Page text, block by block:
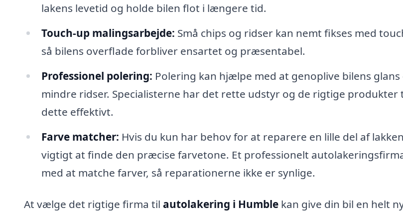
lakens levetid og holde bilen flot i længere tid.
Touch-up malingsarbejde: Små chips og ridser kan nemt fikses med
så bilens overflade forbliver ensartet og præsentabel.
Professionel polering: Polering kan hjælpe med at genoplive bilens
mindre ridser. Specialisterne har det rette udstyr og de rigtige produkter
dette effektivt.
Farve matcher: Hvis du kun har behov for at reparere en lille del af
vigtigt at finde den præcise farvetone. Et professionelt
med at matche farver, så reparationerne ikke er synlige.
At vælge det rigtige firma til autolakering i Humble kan give din bil en helt